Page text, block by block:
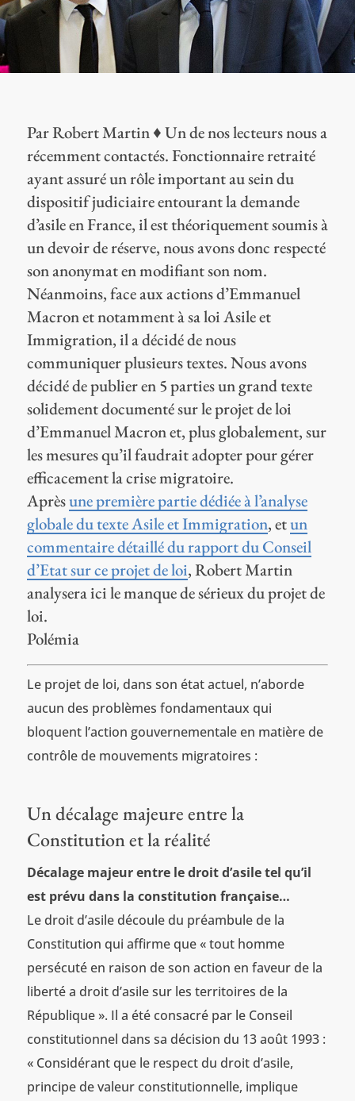
Par Robert Martin ♦ Un de nos lecteurs nous a
récemment contactés. Fonctionnaire retraité
ayant assuré un rôle important au sein du
dispositif judiciaire entourant la demande
d’asile en France, il est théoriquement soumis à
un devoir de réserve, nous avons donc respecté
son anonymat en modifiant son nom.
Néanmoins, face aux actions d’Emmanuel
Macron et notamment à sa loi Asile et
Immigration, il a décidé de nous
communiquer plusieurs textes. Nous avons
décidé de publier en 5 parties un grand texte
solidement documenté sur le projet de loi
d’Emmanuel Macron et, plus globalement, sur
les mesures qu’il faudrait adopter pour gérer
efficacement la crise migratoire.
Aprèsune première partie dédiée à l’analyse
globale du texte Asile et Immigration, etun
commentaire détaillé du rapport du Conseil
d’Etat sur ce projet de loi, Robert Martin
analysera ici le manque de sérieux du projet de
loi.
Polémia
Le projet de loi, dans son état actuel, n’aborde
aucun des problèmes fondamentaux qui
bloquent l’action gouvernementale en matière de
contrôle de mouvements migratoires :
Un décalage majeure entre la
Constitution et la réalité
Décalage majeur entre le droit d’asile tel qu’il
est prévu dans la constitution française…
Le droit d’asile découle du préambule de la
Constitution qui affirme que « tout homme
persécuté en raison de son action en faveur de la
liberté a droit d’asile sur les territoires de la
République ». Il a été consacré par le Conseil
constitutionnel dans sa décision du 13 août 1993 :
« Considérant que le respect du droit d’asile,
principe de valeur constitutionnelle, implique